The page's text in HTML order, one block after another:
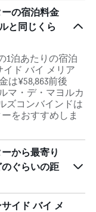
の宿泊料金
と同じくら
1泊あたりの宿泊
イド バイ メリア
は¥58,863前後
マ・デ・マヨルカ
ズコンバインドは
をおすすめしま
から最寄り
ぐらいの距
イド バイ メ